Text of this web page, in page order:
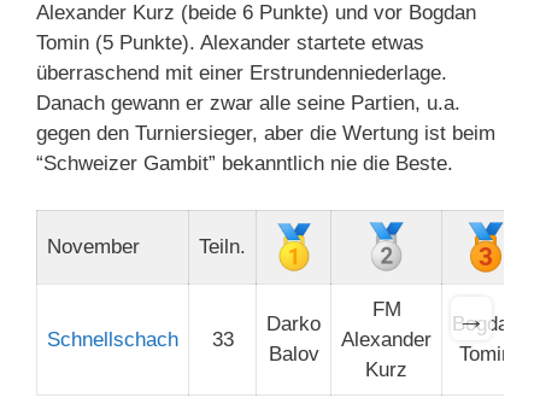
Alexander Kurz (beide 6 Punkte) und vor Bogdan
Tomin (5 Punkte). Alexander startete etwas
überraschend mit einer Erstrundenniederlage.
Danach gewann er zwar alle seine Partien, u.a.
gegen den Turniersieger, aber die Wertung ist beim
“Schweizer Gambit” bekanntlich nie die Beste.
November Teiln.
Schnellschach 33
Darko
Balov
FM
Alexander
Kurz
Bogdan
Tomin
→